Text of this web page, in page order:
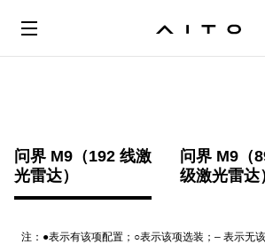
问界 M9（192 线激
光雷达）
问界 M9（
级激光雷达
注：●表示有该项配置；○表示该项选装；– 表示无